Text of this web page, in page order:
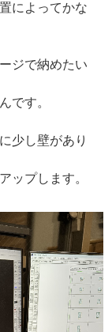
によってかな
ジで納めたい
です。
少し壁があり
ップします。